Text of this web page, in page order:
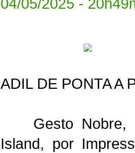
ADIL DE PONTA A
Gesto Nobre,
Island, por